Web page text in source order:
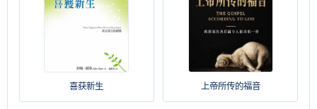
喜获新生 上帝所传的福音